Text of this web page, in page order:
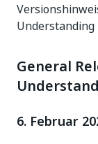
Understanding
General
6. Februar